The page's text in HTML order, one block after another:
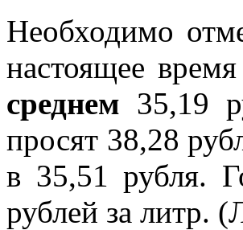
Необходимо
настоящее
среднем 35,19
просят 38,28
в 35,51 рубля.
рублей за литр.